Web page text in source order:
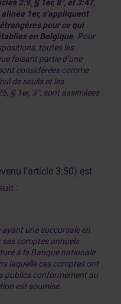
2:9, § 1er, 8°, et 3:47,
1er, s’appliquent
pour ce qui
en Belgique . Pour
toutes les
faisant partie d’une
considérées comme
de seuils et les
§ 1er, 3°, sont assimilées
l’article 3:50) est
:
une succursale en
ses comptes annuels
à la Banque nationale
laquelle ces comptes ont
publics conformément au
est soumise.